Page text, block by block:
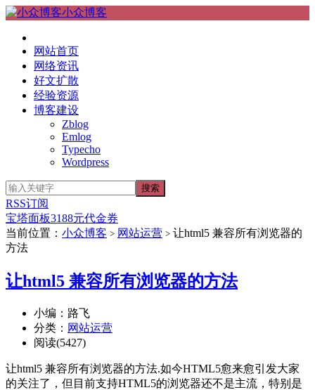
小众博客
网站首页
网络资讯
好文扩散
经验资源
博客建设
Zblog
Emlog
Typecho
Wordpress
RSS订阅
宝塔面板3188元代金券
当前位置： 小众博客 > 网站运营 > 让html5 兼容所有浏览器的
方法
让html5 兼容所有浏览器的方法
小编：路飞
分类： 网站运营
阅读(5427)
让html5 兼容所有浏览器的方法.如今HTML5愈来愈引发大家
的关注了，但目前支持HTML5的浏览器还不是主流，特别是